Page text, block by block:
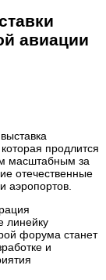
авиации
продлится
масштабным за
отечественные
аэропортов.
линейку
форума станет
и